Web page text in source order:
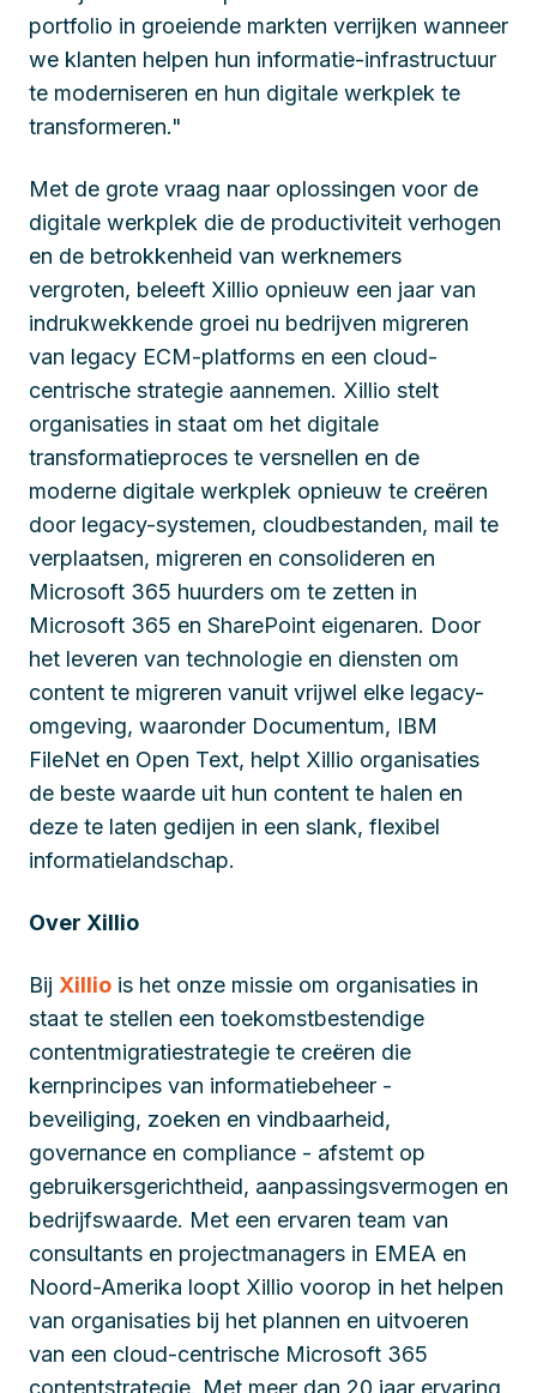
portfolio in groeiende markten verrijken wanneer
we klanten helpen hun informatie-infrastructuur
te moderniseren en hun digitale werkplek te
transformeren."
Met de grote vraag naar oplossingen voor de
digitale werkplek die de productiviteit verhogen
en de betrokkenheid van werknemers
vergroten, beleeft Xillio opnieuw een jaar van
indrukwekkende groei nu bedrijven migreren
van legacy ECM-platforms en een cloud-
centrische strategie aannemen. Xillio stelt
organisaties in staat om het digitale
transformatieproces te versnellen en de
moderne digitale werkplek opnieuw te creëren
door legacy-systemen, cloudbestanden, mail te
verplaatsen, migreren en consolideren en
Microsoft 365 huurders om te zetten in
Microsoft 365 en SharePoint eigenaren. Door
het leveren van technologie en diensten om
content te migreren vanuit vrijwel elke legacy-
omgeving, waaronder Documentum, IBM
FileNet en Open Text, helpt Xillio organisaties
de beste waarde uit hun content te halen en
deze te laten gedijen in een slank, flexibel
informatielandschap.
Over Xillio
Bij Xillio is het onze missie om organisaties in
staat te stellen een toekomstbestendige
contentmigratiestrategie te creëren die
kernprincipes van informatiebeheer -
beveiliging, zoeken en vindbaarheid,
governance en compliance - afstemt op
gebruikersgerichtheid, aanpassingsvermogen en
bedrijfswaarde. Met een ervaren team van
consultants en projectmanagers in EMEA en
Noord-Amerika loopt Xillio voorop in het helpen
van organisaties bij het plannen en uitvoeren
van een cloud-centrische Microsoft 365
contentstrategie. Met meer dan 20 jaar ervaring